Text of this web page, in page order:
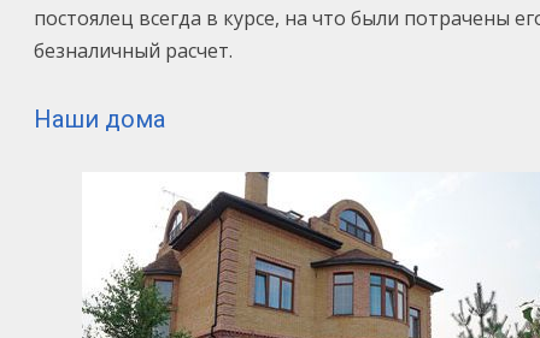
постоялец всегда в курсе, на что были потрачены
безналичный расчет.
Наши дома